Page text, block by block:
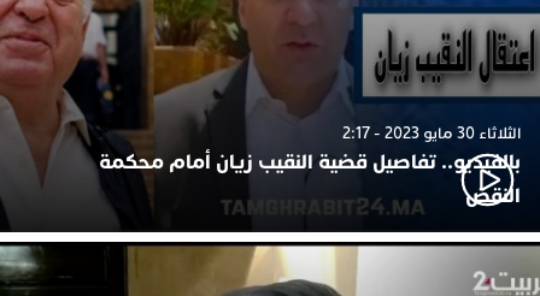
الثلاثاء 30 مايو 2023 - 2:17
بالفيديو.. تفاصيل قضية النقيب زيان أمام محكمة
النقض